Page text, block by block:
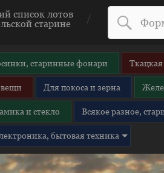
список лотов
старине
старинные фонари
Для покоса и зерна
и стекло Всякое разное,
бытовая техника